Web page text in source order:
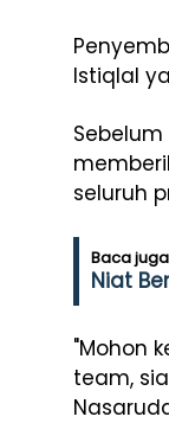
Istiqlal
seluruh
Baca
Niat
"Mohon
team,